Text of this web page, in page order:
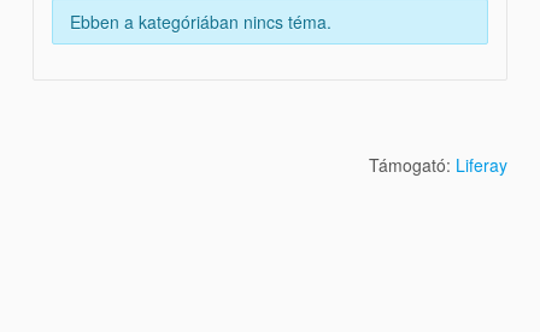
Ebben a kategóriában nincs téma.
Támogató: Liferay